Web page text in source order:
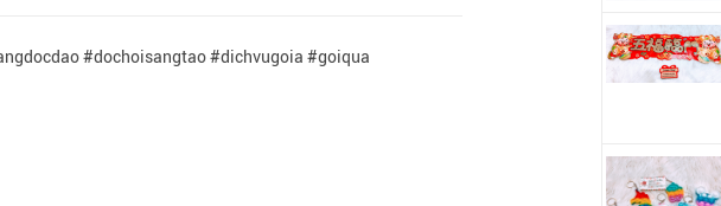
#dochoisangtao #dichvugoia #goiqua